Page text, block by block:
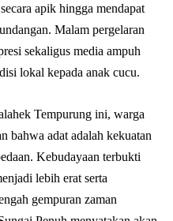
apik hingga mendapat
Malam pergelaran
sekaligus media ampuh
lokal kepada anak cucu.
Tempurung ini, warga
bahwa adat adalah kekuatan
Kebudayaan terbukti
lebih erat serta
gempuran zaman